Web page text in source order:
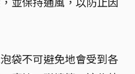
泡袋不可避免地會受到各